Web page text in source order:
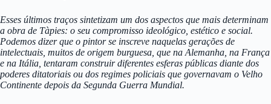
Esses últimos traços sintetizam um dos aspectos que mais determinam
a obra de Tàpies: o seu compromisso ideológico, estético e social.
Podemos dizer que o pintor se inscreve naquelas gerações de
intelectuais, muitos de origem burguesa, que na Alemanha, na França
e na Itália, tentaram construir diferentes esferas públicas diante dos
poderes ditatoriais ou dos regimes policiais que governavam o Velho
Continente depois da Segunda Guerra Mundial.